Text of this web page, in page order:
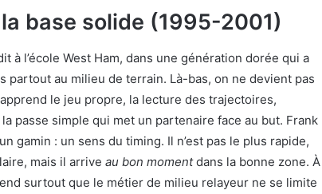
base solide (1995-2001)
à l’école West Ham, dans une génération dorée qui a
partout au milieu de terrain. Là-bas, on ne devient pas
apprend le jeu propre, la lecture des trajectoires,
passe simple qui met un partenaire face au but. Frank
gamin : un sens du timing. Il n’est pas le plus rapide,
mais il arrive au bon momentdans la bonne zone. À
surtout que le métier de milieu relayeur ne se limite